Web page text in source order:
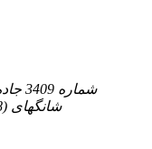
Jinghong، منطقه Minhang، شانگهای (201108)